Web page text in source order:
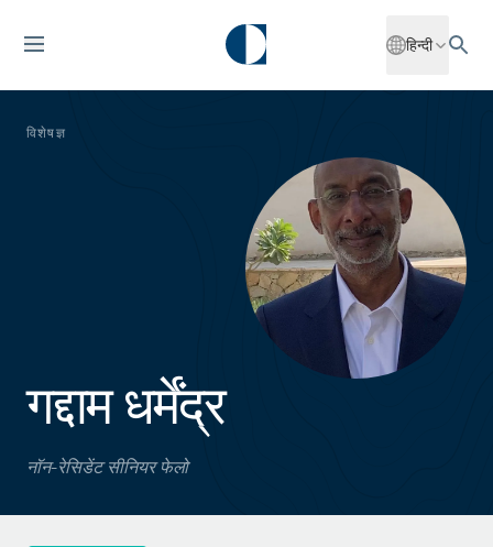
हिन्दी
विशेषज्ञ
गद्दाम धर्मेंद्र
नॉन-रेसिडेंट सीनियर फेलो